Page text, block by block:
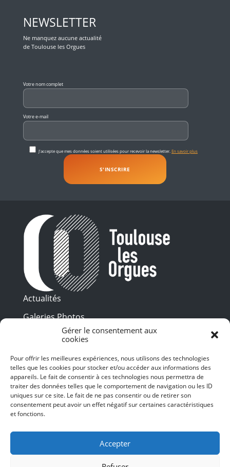
Gérer le consentement aux
cookies
Pour offrir les meilleures expériences, nous utilisons des technologies
telles que les cookies pour stocker et/ou accéder aux informations des
appareils. Le fait de consentir à ces technologies nous permettra de
traiter des données telles que le comportement de navigation ou les ID
uniques sur ce site. Le fait de ne pas consentir ou de retirer son
consentement peut avoir un effet négatif sur certaines caractéristiques
et fonctions.
Accepter
NEWSLETTER
Ne manquez aucune actualité
de Toulouse les Orgues
Votre nom complet
Votre e-mail
J'accepte que mes données soient utilisées pour recevoir la newsletter. En savoir plus
Actualités
Galeries Photos
Vidéothèque
Presse
Billetterie
Recrutement
Mentions légales
Politique de confidentialité
SUIVEZ-NOUS